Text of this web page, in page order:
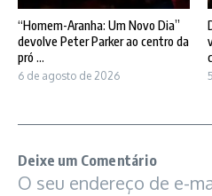
“Homem-Aranha: Um Novo Dia”
devolve Peter Parker ao centro da
pró ...
6 de agosto de 2026
Deixe um Comentário
O seu endereço de e-